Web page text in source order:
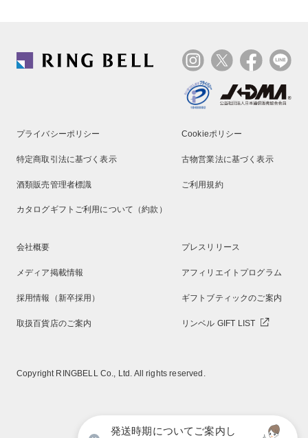
プライバシーポリシー Cookieポリシー
特定商取引法に基づく表示 古物営業法に基づく表示
酒類販売管理者標識 ご利用規約
カタログギフトご利用について（約款）
会社概要 プレスリリース
メディア掲載情報 アフィリエイトプログラム
採用情報（新卒採用） ギフトブティックのご案内
取扱百貨店のご案内 リンベル GIFT LIST
Copyright RINGBELL Co., Ltd. All rights reserved.
発送時期についてご案内し